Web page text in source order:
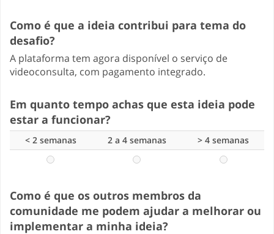
Como é que a ideia contribui para tema do
desafio?
A plataforma tem agora disponível o serviço de
videoconsulta, com pagamento integrado.
Em quanto tempo achas que esta ideia pode
estar a funcionar?
< 2 semanas 2 a 4 semanas > 4 semanas
Como é que os outros membros da
comunidade me podem ajudar a melhorar ou
implementar a minha ideia?